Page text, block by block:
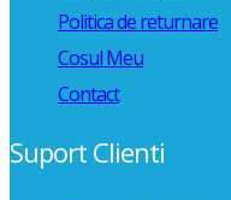
Politica de returnare
Cosul Meu
Contact
Suport Clienti